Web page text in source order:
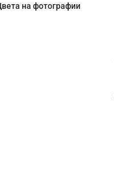
на фотографии